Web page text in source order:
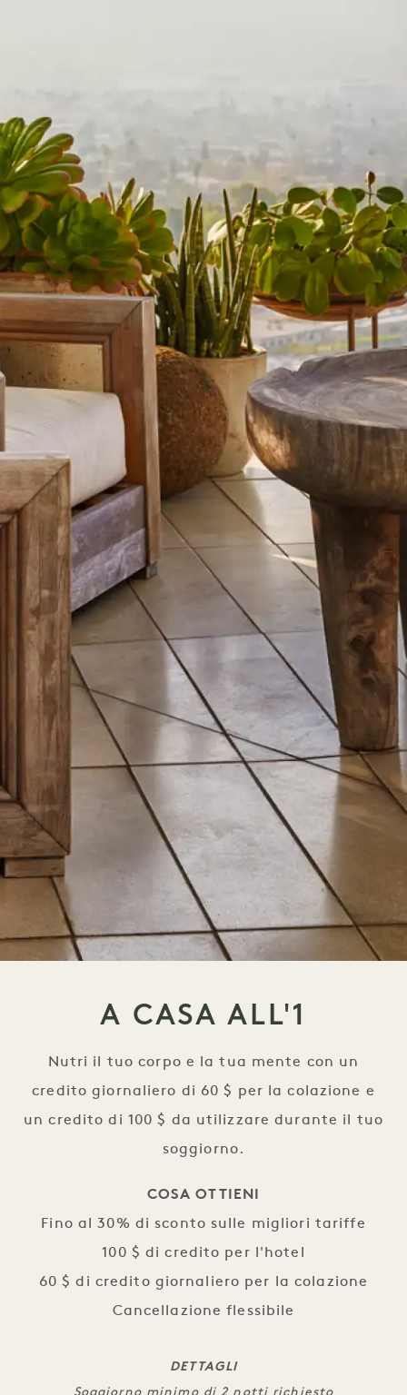
A CASA ALL'1
Nutri il tuo corpo e la tua mente con un
credito giornaliero di 60 $ per la colazione e
un credito di 100 $ da utilizzare durante il tuo
soggiorno.
COSA OTTIENI
Fino al 30% di sconto sulle migliori tariffe
100 $ di credito per l'hotel
60 $ di credito giornaliero per la colazione
Cancellazione flessibile
DETTAGLI